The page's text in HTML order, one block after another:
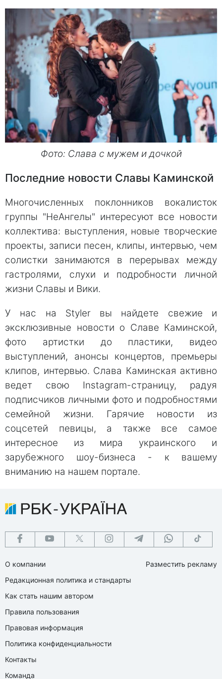
Фото: Слава с мужем и дочкой
Последние новости Славы Каминской
Многочисленных поклонников вокалисток
группы "НеАнгелы" интересуют все новости
коллектива: выступления, новые творческие
проекты, записи песен, клипы, интервью, чем
солистки занимаются в перерывах между
гастролями, слухи и подробности личной
жизни Славы и Вики.
У нас на Styler вы найдете свежие и
эксклюзивные новости о Славе Каминской,
фото артистки до пластики, видео
выступлений, анонсы концертов, премьеры
клипов, интервью. Слава Каминская активно
ведет свою Instagram-страницу, радуя
подписчиков личными фото и подробностями
семейной жизни. Гарячие новости из
соцсетей певицы, а также все самое
интересное из мира украинского и
зарубежного шоу-бизнеса - к вашему
вниманию на нашем портале.
О компании
Редакционная политика и стандарты
Как стать нашим автором
Правила пользования
Правовая информация
Политика конфиденциальности
Контакты
Команда
Разместить рекламу